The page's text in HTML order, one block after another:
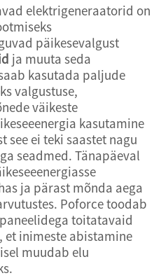
elektrigeneraatorid on
päikesevalgust
ja muuta seda
kasutada paljude
valgustuse,
väikeste
kasutamine
see ei teki saastet nagu
seadmed. Tänapäeval
ja pärast mõnda aega
Poforce toodab
toitatavaid
et inimeste abistamine
muudab elu